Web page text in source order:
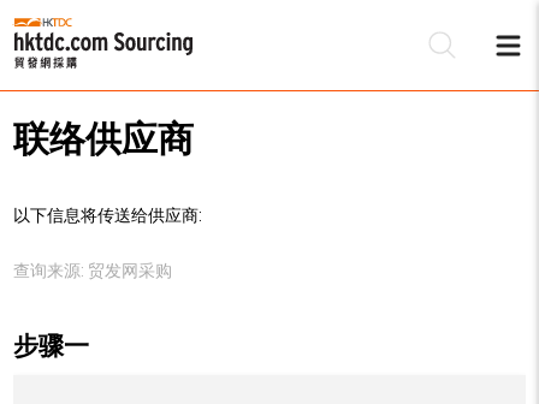
联络供应商
以下信息将传送给供应商:
查询来源: 贸发网采购
步骤一